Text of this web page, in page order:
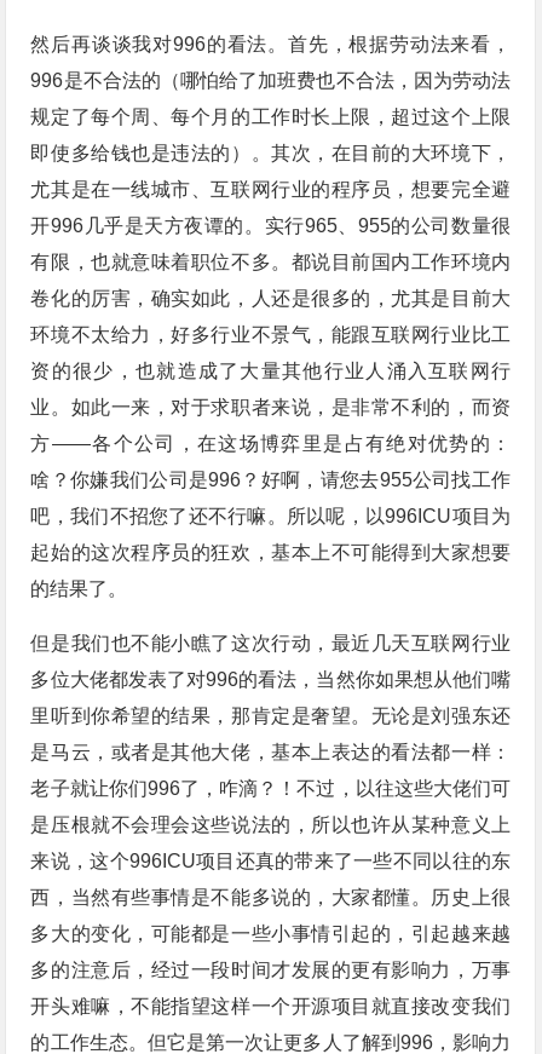
然后再谈谈我对996的看法。首先，根据劳动法来看，
996是不合法的（哪怕给了加班费也不合法，因为劳动法
规定了每个周、每个月的工作时长上限，超过这个上限
即使多给钱也是违法的）。其次，在目前的大环境下，
尤其是在一线城市、互联网行业的程序员，想要完全避
开996几乎是天方夜谭的。实行965、955的公司数量很
有限，也就意味着职位不多。都说目前国内工作环境内
卷化的厉害，确实如此，人还是很多的，尤其是目前大
环境不太给力，好多行业不景气，能跟互联网行业比工
资的很少，也就造成了大量其他行业人涌入互联网行
业。如此一来，对于求职者来说，是非常不利的，而资
方——各个公司，在这场博弈里是占有绝对优势的：
啥？你嫌我们公司是996？好啊，请您去955公司找工作
吧，我们不招您了还不行嘛。所以呢，以996ICU项目为
起始的这次程序员的狂欢，基本上不可能得到大家想要
的结果了。
但是我们也不能小瞧了这次行动，最近几天互联网行业
多位大佬都发表了对996的看法，当然你如果想从他们嘴
里听到你希望的结果，那肯定是奢望。无论是刘强东还
是马云，或者是其他大佬，基本上表达的看法都一样：
老子就让你们996了，咋滴？！不过，以往这些大佬们可
是压根就不会理会这些说法的，所以也许从某种意义上
来说，这个996ICU项目还真的带来了一些不同以往的东
西，当然有些事情是不能多说的，大家都懂。历史上很
多大的变化，可能都是一些小事情引起的，引起越来越
多的注意后，经过一段时间才发展的更有影响力，万事
开头难嘛，不能指望这样一个开源项目就直接改变我们
的工作生态。但它是第一次让更多人了解到996，影响力